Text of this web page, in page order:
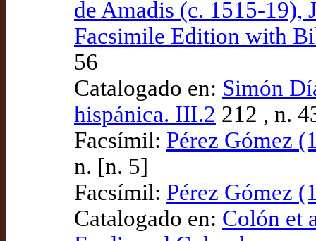
de Amadis (c. 1515-19),
Facsimile Edition with
56
Catalogado en: Simón
hispánica. III.2 212 , n.
Facsímil: Pérez Gómez
n. [n. 5]
Facsímil: Pérez Gómez
Catalogado en: Colón et